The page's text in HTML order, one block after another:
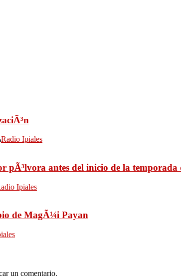
Radio Ipiales
pÃ³lvora antes del inicio de la temporada
Ipiales
de MagÃ¼i Payan
un comentario.